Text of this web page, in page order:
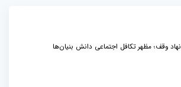
نهاد وقف؛ مظهر تکافل اجتماعی دانش بنیان‌ها